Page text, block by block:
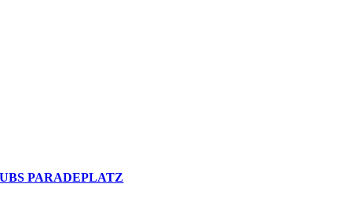
UBS PARADEPLATZ